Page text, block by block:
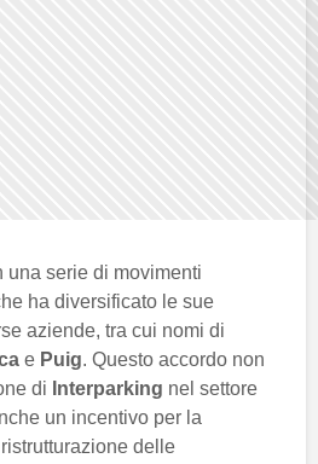
una serie di movimenti
ha diversificato le sue
aziende, tra cui nomi di
e Puig. Questo accordo non
di Interparking nel settore
un incentivo per la
delle